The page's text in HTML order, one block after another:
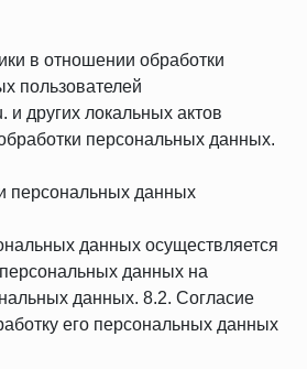
в отношении обработки
пользователей
и других локальных актов
персональных данных.
персональных данных
данных осуществляется
данных на
данных. 8.2. Согласие
его персональных данных